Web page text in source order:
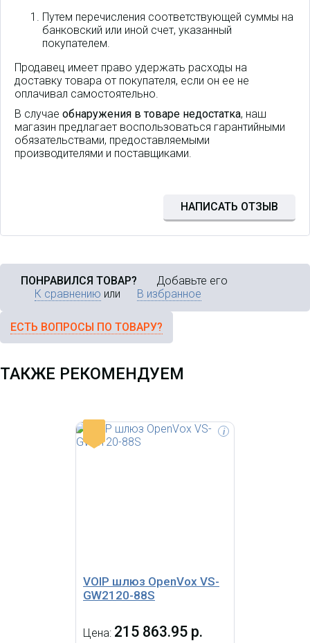
Путем перечисления соответствующей суммы на
банковский или иной счет, указанный
покупателем.
Продавец имеет право удержать расходы на
доставку товара от покупателя, если он ее не
оплачивал самостоятельно.
В случае обнаружения в товаре недостатка, наш
магазин предлагает воспользоваться гарантийными
обязательствами, предоставляемыми
производителями и поставщиками.
НАПИСАТЬ ОТЗЫВ
ПОНРАВИЛСЯ ТОВАР? Добавьте его
К сравнению или В избранное
ЕСТЬ ВОПРОСЫ ПО ТОВАРУ?
ТАКЖЕ РЕКОМЕНДУЕМ
VOIP шлюз OpenVox VS-
GW2120-88S
Цена: 215 863.95 р.
i
корпоративных сетей, средних